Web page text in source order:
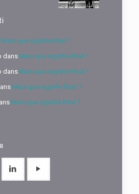
Mais que signifie Rital ?
dans Mais que signifie Rital ?
dans Mais que signifie Rital ?
Mais que signifie Rital ?
Mais que signifie Rital ?